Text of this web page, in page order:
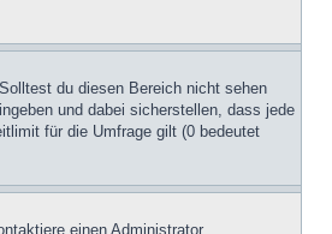
du diesen Bereich nicht sehen
und dabei sicherstellen, dass jede
für die Umfrage gilt (0 bedeutet
einen Administrator.